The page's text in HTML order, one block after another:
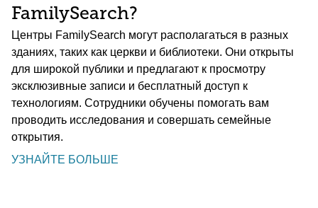
FamilySearch?
Центры FamilySearch могут располагаться в разных
зданиях, таких как церкви и библиотеки. Они открыты
для широкой публики и предлагают к просмотру
эксклюзивные записи и бесплатный доступ к
технологиям. Сотрудники обучены помогать вам
проводить исследования и совершать семейные
открытия.
УЗНАЙТЕ БОЛЬШЕ